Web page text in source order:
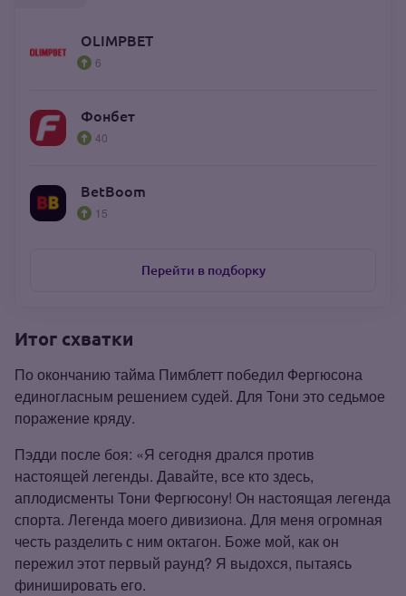
OLIMPBET
6
Фонбет
40
BetBoom
15
Перейти в подборку
Итог схватки
По окончанию тайма Пимблетт победил Фергюсона
единогласным решением судей. Для Тони это седьмое
поражение кряду.
Пэдди после боя: «Я сегодня дрался против
настоящей легенды. Давайте, все кто здесь,
аплодисменты Тони Фергюсону! Он настоящая легенда
спорта. Легенда моего дивизиона. Для меня огромная
честь разделить с ним октагон. Боже мой, как он
пережил этот первый раунд? Я выдохся, пытаясь
финишировать его.